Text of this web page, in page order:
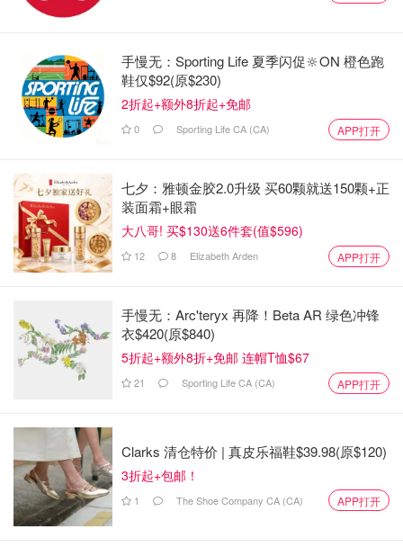
手慢无：Sporting Life 夏季闪促🔆ON 橙色跑
鞋仅$92(原$230)
2折起+额外8折起+免邮
0 Sporting Life CA (CA) APP打开
七夕：雅顿金胶2.0升级 买60颗就送150颗+正
装面霜+眼霜
大八哥! 买$130送6件套(值$596)
12 8 Elizabeth Arden APP打开
手慢无：Arc'teryx 再降！Beta AR 绿色冲锋
衣$420(原$840)
5折起+额外8折+免邮 连帽T恤$67
21 Sporting Life CA (CA) APP打开
Clarks 清仓特价 | 真皮乐福鞋$39.98(原$120)
3折起+包邮！
1 The Shoe Company CA (CA) APP打开